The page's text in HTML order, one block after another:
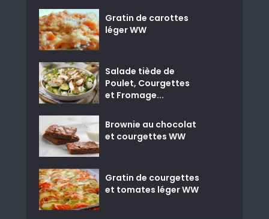
Gratin de carottes
léger WW
Salade tiède de
Poulet, Courgettes
et Fromage...
Brownie au chocolat
et courgettes WW
Gratin de courgettes
et tomates léger WW